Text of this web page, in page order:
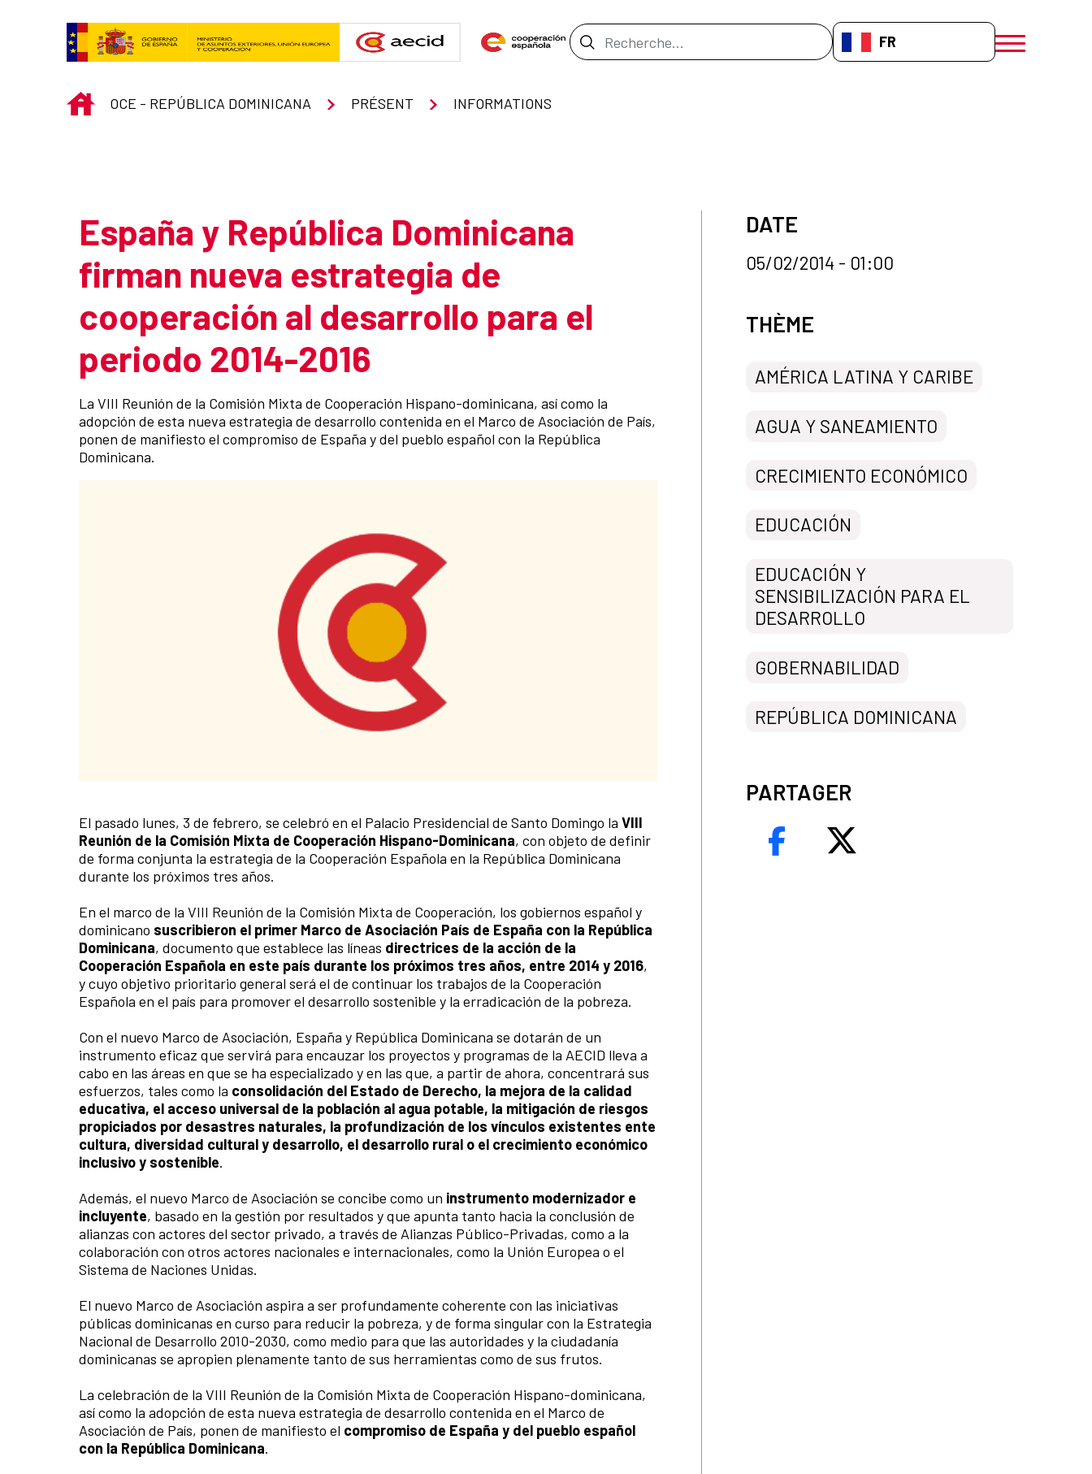
Barre de recherche FR-FR
menú móvil
INICIO
OCE - REPÚBLICA DOMINICANA PRÉSENT INFORMATIONS
España y República Dominicana
firman nueva estrategia de
cooperación al desarrollo para el
periodo 2014-2016
Resumen de la noticia
La VIII Reunión de la Comisión Mixta de Cooperación Hispano-dominicana, así como la
adopción de esta nueva estrategia de desarrollo contenida en el Marco de Asociación de País,
ponen de manifiesto el compromiso de España y del pueblo español con la República
Dominicana.
Contenido de la noticia
​El pasado lunes, 3 de febrero, se celebró en el Palacio Presidencial de Santo Domingo la VIII
Reunión de la Comisión Mixta de Cooperación Hispano-Dominicana, con objeto de definir
de forma conjunta la estrategia de la Cooperación Española en la República Dominicana
durante los próximos tres años.
En el marco de la VIII Reunión de la Comisión Mixta de Cooperación, los gobiernos español y
dominicano suscribieron el primer Marco de Asociación País de España con la República
Dominicana, documento que establece las líneas directrices de la acción de la
Cooperación Española en este país durante los próximos tres años, entre 2014 y 2016,
y cuyo objetivo prioritario general será el de continuar los trabajos de la Cooperación
Española en el país para promover el desarrollo sostenible y la erradicación de la pobreza.
Con el nuevo Marco de Asociación, España y República Dominicana se dotarán de un
instrumento eficaz que servirá para encauzar los proyectos y programas de la AECID lleva a
cabo en las áreas en que se ha especializado y en las que, a partir de ahora, concentrará sus
esfuerzos, tales como la consolidación del Estado de Derecho, la mejora de la calidad
educativa, el acceso universal de la población al agua potable, la mitigación de riesgos
propiciados por desastres naturales, la profundización de los vínculos existentes ente
cultura, diversidad cultural y desarrollo, el desarrollo rural o el crecimiento económico
inclusivo y sostenible.
Además, el nuevo Marco de Asociación se concibe como un instrumento modernizador e
incluyente, basado en la gestión por resultados y que apunta tanto hacia la conclusión de
alianzas con actores del sector privado, a través de Alianzas Público-Privadas, como a la
colaboración con otros actores nacionales e internacionales, como la Unión Europea o el
Sistema de Naciones Unidas.
El nuevo Marco de Asociación aspira a ser profundamente coherente con las iniciativas
públicas dominicanas en curso para reducir la pobreza, y de forma singular con la Estrategia
Nacional de Desarrollo 2010-2030, como medio para que las autoridades y la ciudadanía
dominicanas se apropien plenamente tanto de sus herramientas como de sus frutos.
La celebración de la VIII Reunión de la Comisión Mixta de Cooperación Hispano-dominicana,
así como la adopción de esta nueva estrategia de desarrollo contenida en el Marco de
Asociación de País, ponen de manifiesto el compromiso de España y del pueblo español
con la República Dominicana.
DATE
05/02/2014 - 01:00
Categorías de la noticia
THÈME
AMÉRICA LATINA Y CARIBE
AGUA Y SANEAMIENTO
CRECIMIENTO ECONÓMICO
EDUCACIÓN
EDUCACIÓN Y
SENSIBILIZACIÓN PARA EL
DESARROLLO
GOBERNABILIDAD
REPÚBLICA DOMINICANA
PARTAGER